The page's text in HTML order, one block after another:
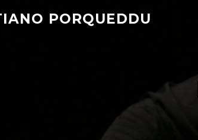
PORQUEDDU